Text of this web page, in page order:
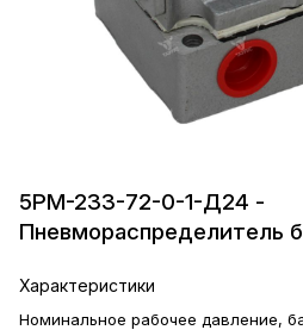
5РМ-233-72-0-1-Д24 -
Пневмораспределитель
Характеристики
Номинальное рабочее давление,